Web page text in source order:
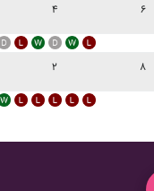
۴ ۶
۲ ۸